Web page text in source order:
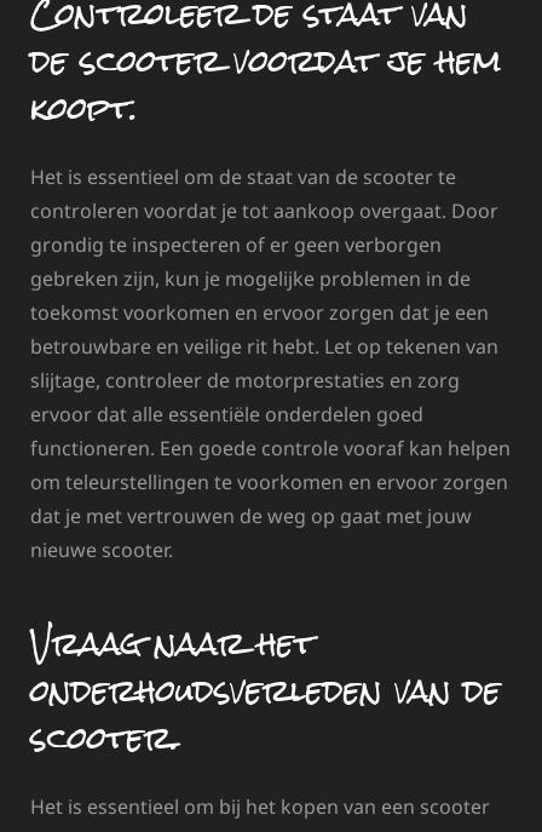
Controleer de staat van
de scooter voordat je hem
koopt.
Het is essentieel om de staat van de scooter te
controleren voordat je tot aankoop overgaat. Door
grondig te inspecteren of er geen verborgen
gebreken zijn, kun je mogelijke problemen in de
toekomst voorkomen en ervoor zorgen dat je een
betrouwbare en veilige rit hebt. Let op tekenen van
slijtage, controleer de motorprestaties en zorg
ervoor dat alle essentiële onderdelen goed
functioneren. Een goede controle vooraf kan helpen
om teleurstellingen te voorkomen en ervoor zorgen
dat je met vertrouwen de weg op gaat met jouw
nieuwe scooter.
Vraag naar het
onderhoudsverleden van de
scooter.
Het is essentieel om bij het kopen van een scooter